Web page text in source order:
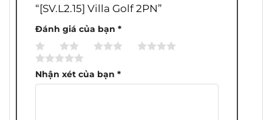
“[SV.L2.15] Villa Golf 2PN”
Đánh giá của bạn *
trên
5
trên
5trên
5
Nhận xét của bạn *